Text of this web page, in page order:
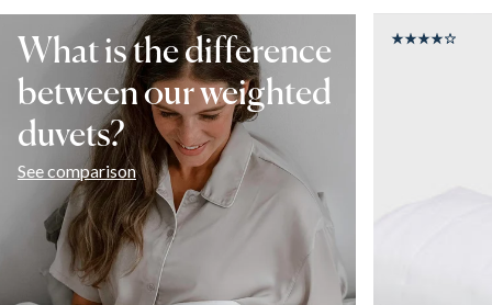
What is the difference
between our weighted
duvets?
See comparison